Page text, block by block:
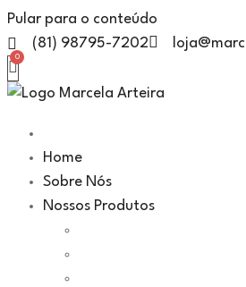
Pular para o conteúdo
(81) 98795-7202
Home
Sobre Nós
Nossos Produtos